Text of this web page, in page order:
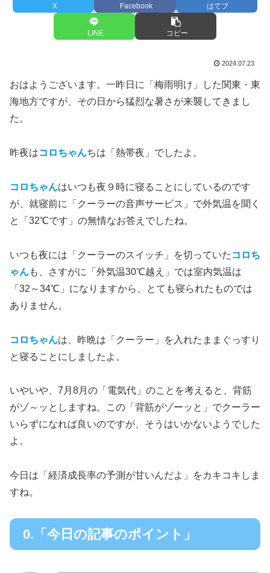
X Facebook はてブ
LINE コピー
2024.07.23
おはようございます。一昨日に「梅雨明け」した関東・東
海地方ですが、その日から猛烈な暑さが来襲してきまし
た。
昨夜はコロちゃんちは「熱帯夜」でしたよ。
コロちゃんはいつも夜９時に寝ることにしているのです
が、就寝前に「クーラーの音声サービス」で外気温を聞く
と「32℃です」の無情なお答えでしたね。
いつも夜には「クーラーのスイッチ」を切っていた コロち
ゃんも、さすがに「外気温30℃越え」では室内気温は
「32～34℃」になりますから、とても寝られたものでは
ありません。
コロちゃんは、昨晩は「クーラー」を入れたままぐっすり
と寝ることにしましたよ。
いやいや、7月8月の「電気代」のことを考えると、背筋
がゾ～ッとしますね。この「背筋がゾーッと」でクーラー
いらずになれば良いのですが、そうはいかないようでした
よ。
今日は「経済成長率の予測が甘いんだよ」をカキコキしま
すね。
0.「今日の記事のポイント」